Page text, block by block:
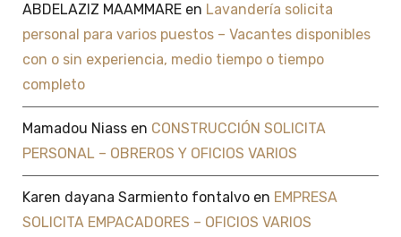
ABDELAZIZ MAAMMAREen Lavandería solicita
personal para varios puestos – Vacantes disponibles
con o sin experiencia, medio tiempo o tiempo
completo
Mamadou Niassen CONSTRUCCIÓN SOLICITA
PERSONAL – OBREROS Y OFICIOS VARIOS
Karen dayana Sarmiento fontalvoen EMPRESA
SOLICITA EMPACADORES – OFICIOS VARIOS